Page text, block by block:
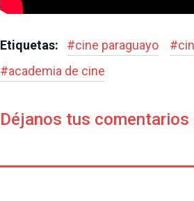
Etiquetas: #cine paraguayo #
#academia de cine
Déjanos tus comentarios